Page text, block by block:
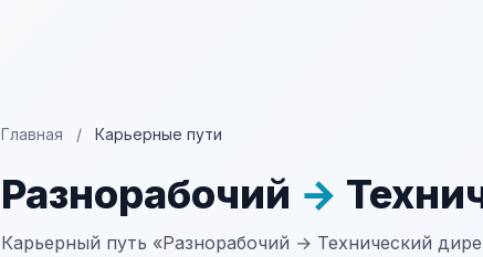
Главная / Карьерные пути
Разнорабочий →
Карьерный путь «Разнорабочий → Технический